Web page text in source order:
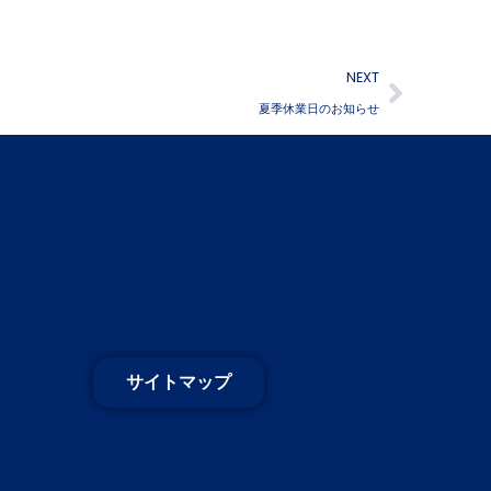
NEXT
夏季休業日のお知らせ
サイトマップ